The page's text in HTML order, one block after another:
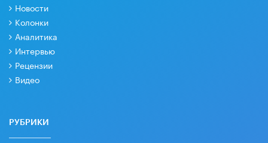
Новости
Колонки
Аналитика
Интервью
Рецензии
Видео
РУБРИКИ